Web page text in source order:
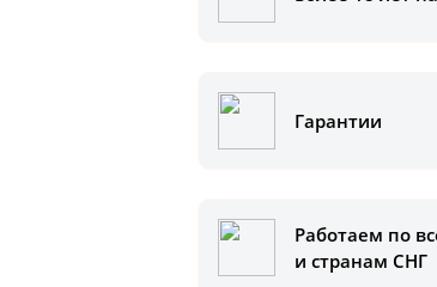
Гарантии
Работаем по
и странам СНГ